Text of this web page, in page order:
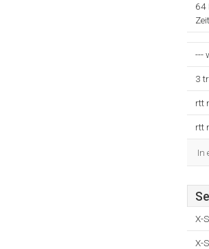
64
---
3
rtt
rtt
In
X-
X-